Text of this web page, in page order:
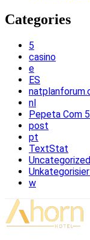
Categories
5
casino
e
ES
nl
Pepeta Com
post
pt
TextStat
Uncategorized
w